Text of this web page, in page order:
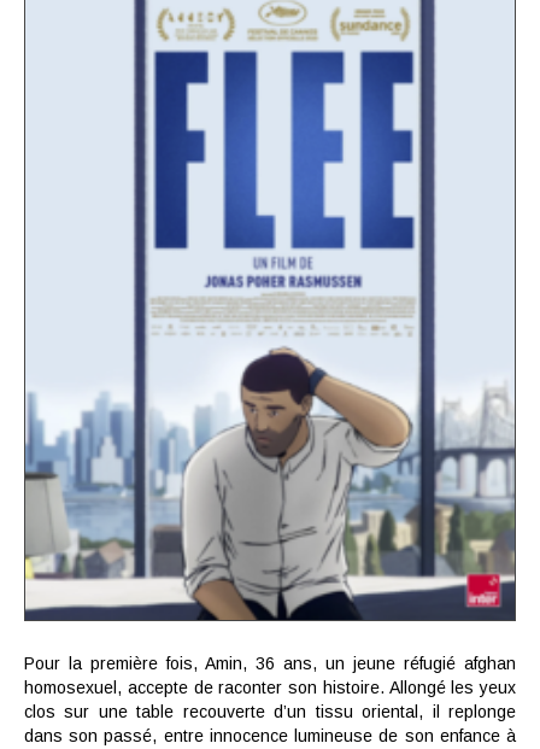
Pour la première fois, Amin, 36 ans, un jeune réfugié afghan
homosexuel, accepte de raconter son histoire. Allongé les yeux
clos sur une table recouverte d’un tissu oriental, il replonge
dans son passé, entre innocence lumineuse de son enfance à